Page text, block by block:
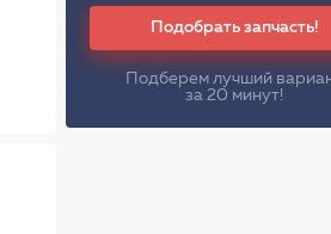
Подобрать запчасть!
Подберем лучший
за 20 минут!